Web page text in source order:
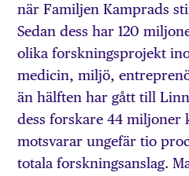
när Familjen Kamprads
Sedan dess har 120
olika forskningsprojekt
medicin, miljö,
än hälften har gått till
dess forskare 44 miljoner
motsvarar ungefär tio
totala forskningsanslag.